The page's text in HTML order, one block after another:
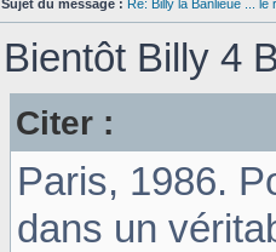
Sujet du message : Re: Billy la Banlieue ... le
Bientôt Billy 4
Citer :
Paris, 1986.
dans un